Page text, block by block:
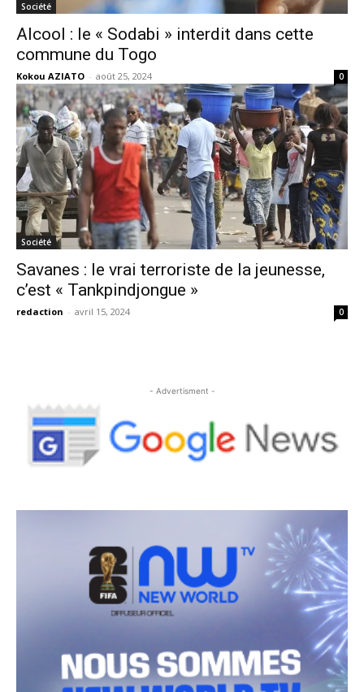
Société
Alcool : le « Sodabi » interdit dans cette
commune du Togo
Kokou AZIATO - août 25, 2024 0
Société
Savanes : le vrai terroriste de la jeunesse,
c’est « Tankpindjongue »
redaction - avril 15, 2024 0
- Advertisment -